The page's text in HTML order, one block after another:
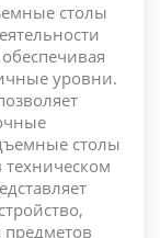
столы
уровни.
столы